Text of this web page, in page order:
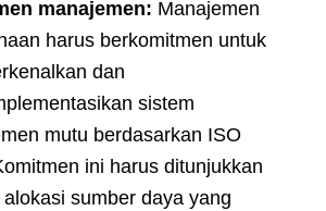
manajemen: Manajemen
harus berkomitmen untuk
dan
sistem
mutu berdasarkan ISO
ini harus ditunjukkan
sumber daya yang